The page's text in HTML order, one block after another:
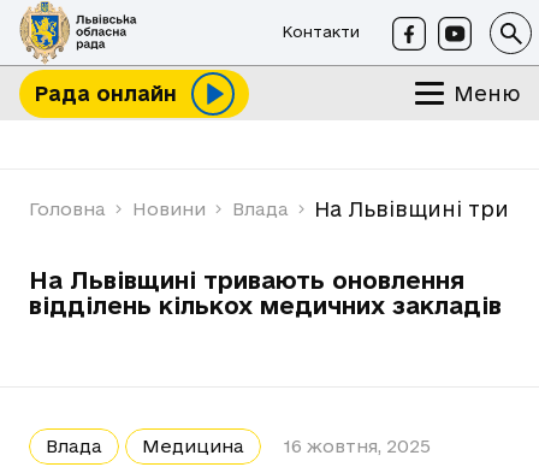
Контакти
Рада онлайн Меню
Головна Новини Влада На Львівщині
На Львівщині тривають оновлення
відділень кількох медичних закладів
Влада Медицина 16 жовтня, 2025